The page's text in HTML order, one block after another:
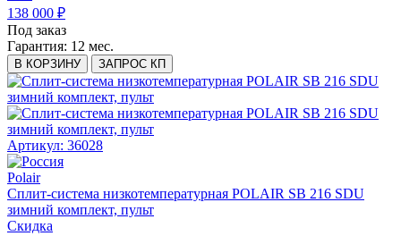
138 000 ₽
Под заказ
Гарантия: 12 мес.
В КОРЗИНУ ЗАПРОС КП
Артикул: 36028
Polair
Сплит-система низкотемпературная POLAIR SB 216 SDU
зимний комплект, пульт
Скидка